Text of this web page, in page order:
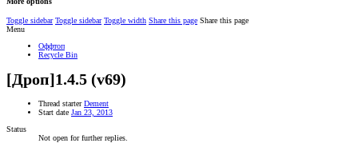
Toggle sidebar Toggle sidebar Toggle width Share this page Share this page
Menu
Оффтоп
Recycle Bin
[Дроп]1.4.5 (v69)
Thread starter Dement
Start date Jan 23, 2013
Status
Not open for further replies.